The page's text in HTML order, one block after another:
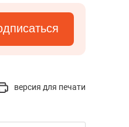
версия для печати